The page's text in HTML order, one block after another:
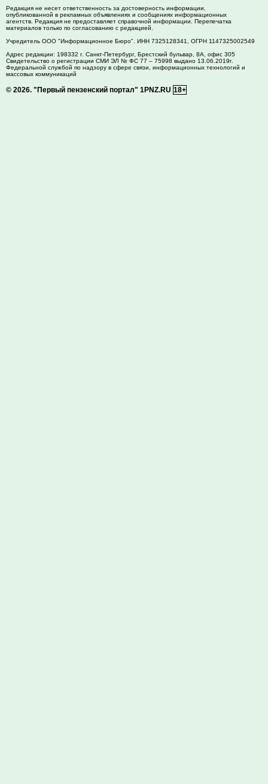
Редакция не несет ответственность за достоверность информации,
опубликованной в рекламных объявлениях и сообщениях информационных
агентств. Редакция не предоставляет справочной информации. Перепечатка
материалов только по согласованию с редакцией.
Учредитель ООО "Информационное Бюро". ИНН 7325128341, ОГРН 1147325002549
Адрес редакции: 198332 г. Санкт-Петербург, Брестский бульвар, 8А, офис 305
Свидетельство о регистрации СМИ ЭЛ № ФС 77 – 75998 выдано 13.06.2019г.
Федеральной службой по надзору в сфере связи, информационных технологий и
массовых коммуникаций
© 2026. "Первый пензенский портал" 1PNZ.RU 18+